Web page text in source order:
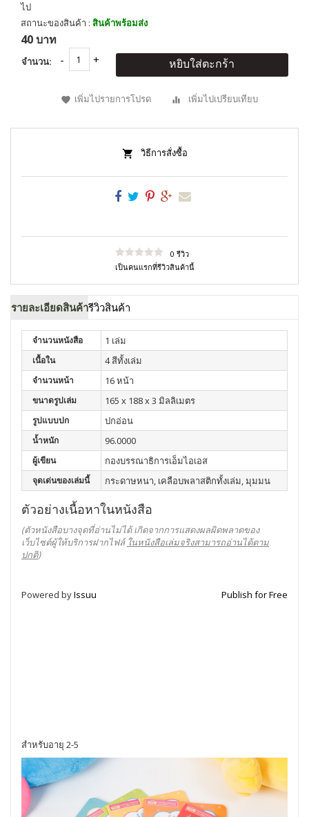
ไป
สถานะของสินค้า : สินค้าพร้อมส่ง
40 บาท
จำนวน: หยิบใส่ตะกร้า
เพิ่มไปรายการโปรด เพิ่มไปเปรียบเทียบ
วิธีการสั่งซื้อ
0 รีวิว
เป็นคนแรกที่รีวิวสินค้านี้
รายละเอียดสินค้ารีวิวสินค้า
จำนวนหนังสือ 1 เล่ม
เนื้อใน 4 สีทั้งเล่ม
จำนวนหน้า 16 หน้า
ขนาดรูปเล่ม 165 x 188 x 3 มิลลิเมตร
รูปแบบปก ปกอ่อน
น้ำหนัก 96.0000
ผู้เขียน กองบรรณาธิการเอ็มไอเอส
จุดเด่นของเล่มนี้ กระดาษหนา, เคลือบพลาสติกทั้งเล่ม, มุมมน
ตัวอย่างเนื้อหาในหนังสือ
(ตัวหนังสือบางจุดที่อ่านไม่ได้ เกิดจากการแสดงผลผิดพลาดของ
เว็บไซต์ผู้ให้บริการฝากไฟล์ ในหนังสือเล่มจริงสามารถอ่านได้ตาม
ปกติ)
Powered byIssuu Publish for Free
สำหรับอายุ 2-5